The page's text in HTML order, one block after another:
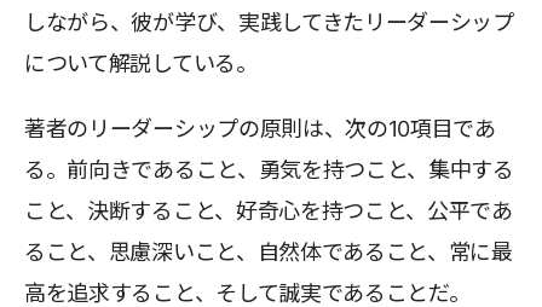
しながら、彼が学び、実践してきたリーダーシップ
について解説している。
著者のリーダーシップの原則は、次の10項目であ
る。前向きであること、勇気を持つこと、集中する
こと、決断すること、好奇心を持つこと、公平であ
ること、思慮深いこと、自然体であること、常に最
高を追求すること、そして誠実であることだ。